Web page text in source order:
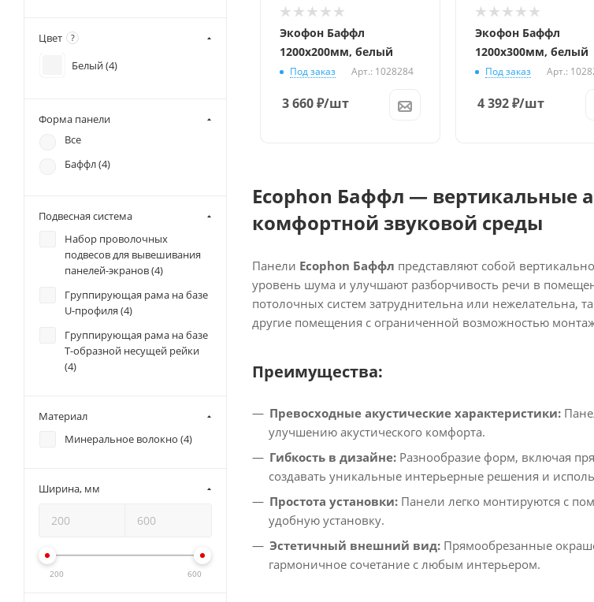
Экофон Баффл
1200х200мм, белый
Под заказ Арт.: 1028284
3 660₽/шт
Экофон Баффл
1200x300мм, белый
Под заказ Арт.:
4 392₽/шт
Ecophon Баффл — вертикальные
комфортной звуковой среды
Панели Ecophon Баффл представляют собой
уровень шума и улучшают разборчивость речи в
потолочных систем затруднительна или
другие помещения с ограниченной возможностью
Преимущества:
Превосходные акустические характеристики:
улучшению акустического комфорта.​
Гибкость в дизайне: Разнообразие форм, включая
создавать уникальные интерьерные решения и
Простота установки: Панели легко монтируются с
удобную установку.​
Эстетичный внешний вид: Прямообрезанные
гармоничное сочетание с любым интерьером.​
Цвет ?
Белый (4)
Форма панели
Все
Баффл (4)
Подвесная система
Набор проволочных
подвесов для вывешивания
панелей-экранов (4)
Группирующая рама на базе
U-профиля (4)
Группирующая рама на базе
Т-образной несущей рейки
(4)
Материал
Минеральное волокно (4)
Ширина, мм
200 600